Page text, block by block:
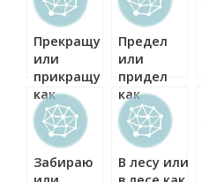
Прекращу
или
прикращу
как
правильно?
Предел
или
придел
как
правильно?
Забираю
В лесу или